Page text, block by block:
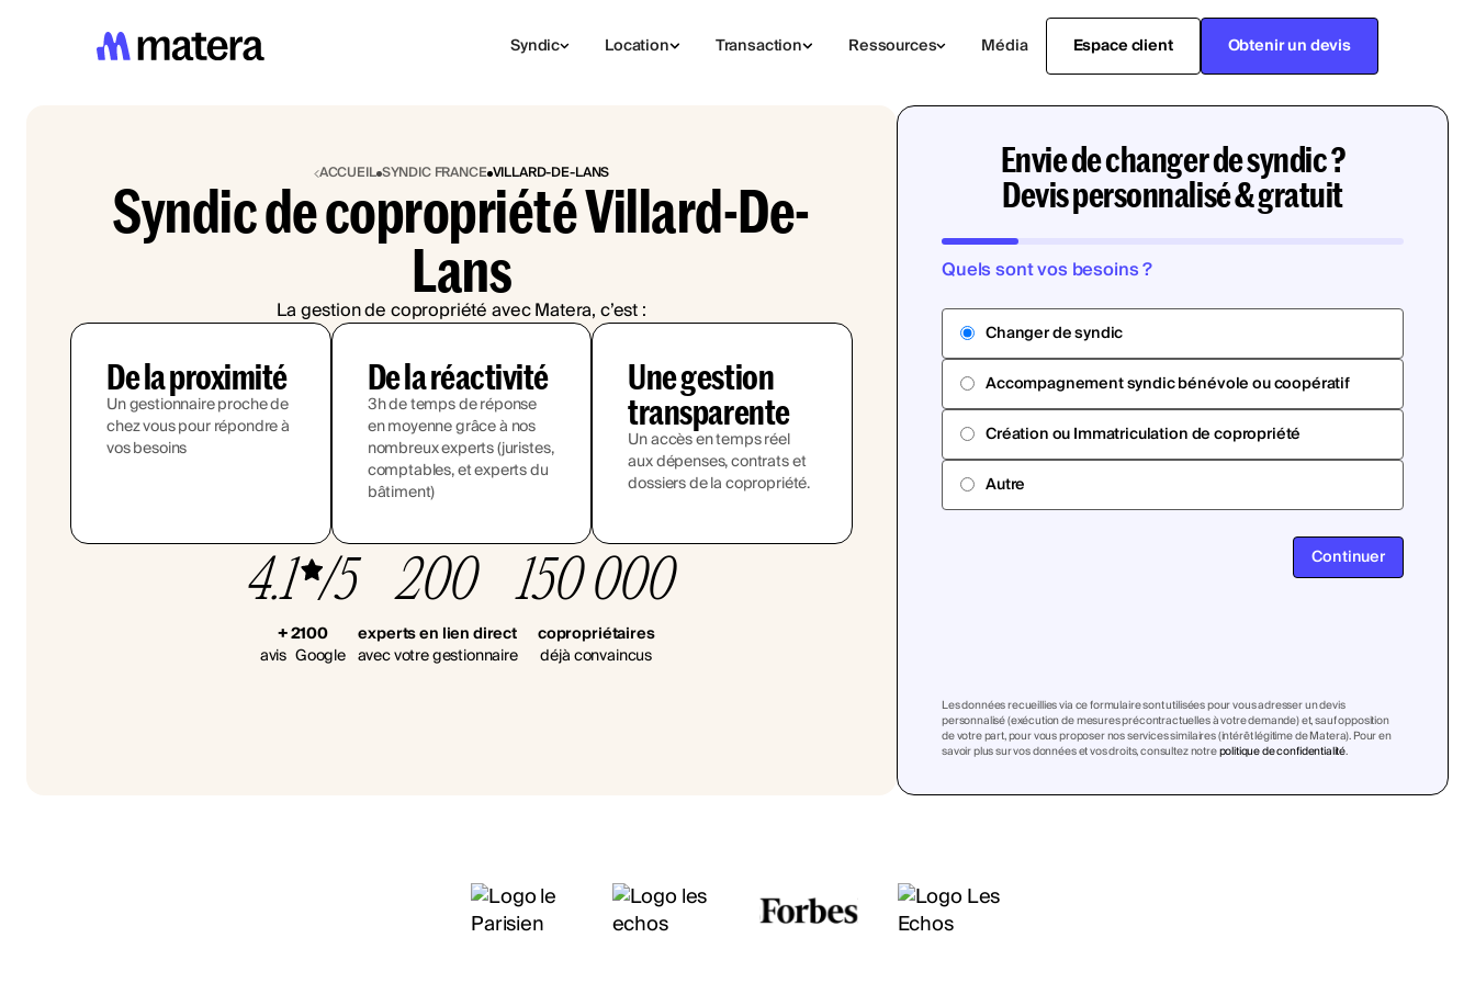
Syndic Location Transaction Ressources Média Espace client Obtenir un devis
ACCUEIL SYNDIC FRANCE VILLARD-DE-LANS
Syndic de copropriété Villard-De-
Lans
La gestion de copropriété avec Matera, c’est :
De la proximité
Un gestionnaire proche de
chez vous pour répondre à
vos besoins
De la réactivité
3h de temps de réponse
en moyenne grâce à nos
nombreux experts (juristes,
comptables, et experts du
bâtiment)
Une gestion
transparente
Un accès en temps réel
aux dépenses, contrats et
dossiers de la copropriété.
4.1 /5
+ 2100
avis Google
200
experts en lien direct
avec votre gestionnaire
150 000
copropriétaires
déjà convaincus
Envie de changer de syndic ?
Devis personnalisé & gratuit
Quels sont vos besoins ?
Changer de syndic
Accompagnement syndic bénévole ou coopératif
Création ou Immatriculation de copropriété
Autre
Continuer
Les données recueillies via ce formulaire sont utilisées pour vous adresser un devis
personnalisé (exécution de mesures précontractuelles à votre demande) et, sauf opposition
de votre part, pour vous proposer nos services similaires (intérêt légitime de Matera). Pour en
savoir plus sur vos données et vos droits, consultez notrepolitique de confidentialité.